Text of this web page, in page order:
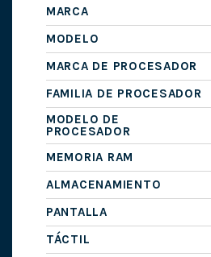
MARCA
MODELO
MARCA DE PROCESADOR
FAMILIA DE PROCESADOR
MODELO DE
PROCESADOR
MEMORIA RAM
ALMACENAMIENTO
PANTALLA
TÁCTIL